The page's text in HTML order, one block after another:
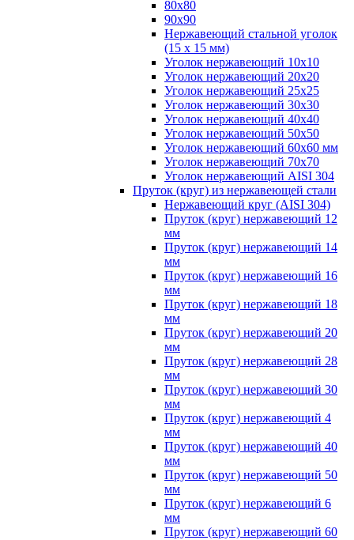
80х80
90х90
Нержавеющий стальной уголок
(15 х 15 мм)
Уголок нержавеющий 10х10
Уголок нержавеющий 20х20
Уголок нержавеющий 25х25
Уголок нержавеющий 30х30
Уголок нержавеющий 40х40
Уголок нержавеющий 50х50
Уголок нержавеющий 60х60 мм
Уголок нержавеющий 70х70
Уголок нержавеющий AISI 304
Пруток (круг) из нержавеющей стали
Нержавеющий круг (AISI 304)
Пруток (круг) нержавеющий 12
мм
Пруток (круг) нержавеющий 14
мм
Пруток (круг) нержавеющий 16
мм
Пруток (круг) нержавеющий 18
мм
Пруток (круг) нержавеющий 20
мм
Пруток (круг) нержавеющий 28
мм
Пруток (круг) нержавеющий 30
мм
Пруток (круг) нержавеющий 4
мм
Пруток (круг) нержавеющий 40
мм
Пруток (круг) нержавеющий 50
мм
Пруток (круг) нержавеющий 6
мм
Пруток (круг) нержавеющий 60